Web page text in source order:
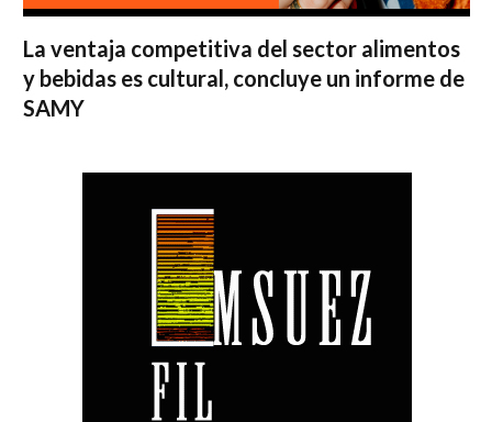
La ventaja competitiva del sector alimentos
y bebidas es cultural, concluye un informe de
SAMY